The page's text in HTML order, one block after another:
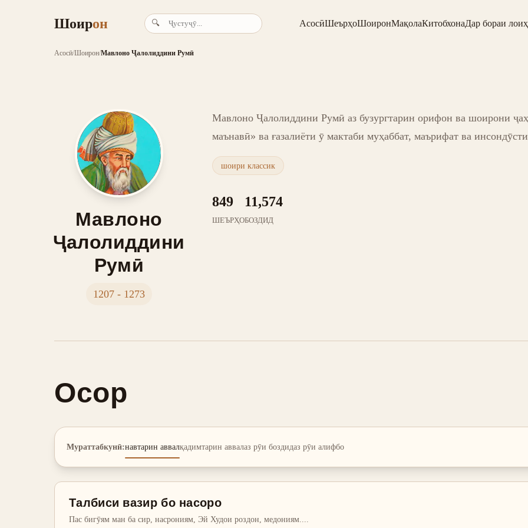
Шоирон 🔍 АсосӣШеърҳоШоиронМақолаКитобхонаДар бораи
Асосӣ/Шоирон/Мавлоно Ҷалолиддини Румӣ
Мавлоно
Ҷалолиддини
Румӣ
1207 - 1273
Мавлоно Ҷалолиддини Румӣ аз бузургтарин орифон ва шоирони
маънавӣ» ва ғазалиёти ӯ мактаби муҳаббат, маърифат ва
шоири классик
849
ШЕЪРҲО
11,574
БОЗДИД
Осор
Мураттабкунӣ:навтарин аввалқадимтарин аввалаз рӯи боздидаз рӯи алифбо
Талбиси вазир бо насоро
Пас бигӯям ман ба сир, насрониям, Эй Худои роздон, медониям.